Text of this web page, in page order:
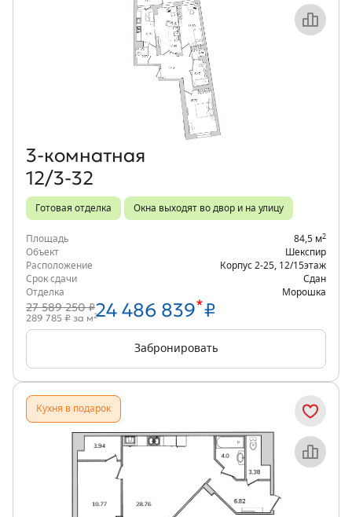
Объект месяца
3‑комнатная
12/3-32
Готовая отделка Окна выходят во двор и на улицу
Площадь 84,5 м2
Объект
Шекспир
Расположение
Корпус 2-25 12/15этаж
Срок сдачи
Сдан
Отделка
Морошка
27 589 250 ₽24 486 839*₽
289 785 ₽ за м2
Забронировать
Кухня в подарок
Объект месяца